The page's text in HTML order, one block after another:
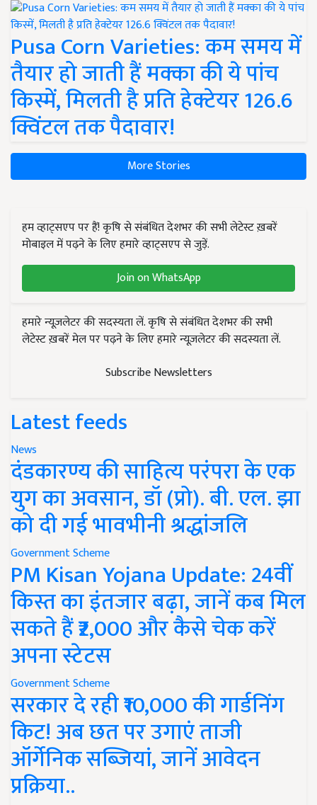
Pusa Corn Varieties: कम समय में
तैयार हो जाती हैं मक्का की ये पांच
किस्में, मिलती है प्रति हेक्टेयर 126.6
क्विंटल तक पैदावार!
More Stories
हम व्हाट्सएप पर हैं! कृषि से संबंधित देशभर की सभी लेटेस्ट ख़बरें
मोबाइल में पढ़ने के लिए हमारे व्हाट्सएप से जुड़ें.
Join on WhatsApp
हमारे न्यूज़लेटर की सदस्यता लें. कृषि से संबंधित देशभर की सभी
लेटेस्ट ख़बरें मेल पर पढ़ने के लिए हमारे न्यूज़लेटर की सदस्यता लें.
Subscribe Newsletters
Latest feeds
News
दंडकारण्य की साहित्य परंपरा के एक
युग का अवसान, डॉ (प्रो). बी. एल. झा
को दी गई भावभीनी श्रद्धांजलि
Government Scheme
PM Kisan Yojana Update: 24वीं
किस्त का इंतजार बढ़ा, जानें कब मिल
सकते हैं ₹2,000 और कैसे चेक करें
अपना स्टेटस
Government Scheme
सरकार दे रही ₹10,000 की गार्डनिंग
किट! अब छत पर उगाएं ताजी
ऑर्गेनिक सब्जियां, जानें आवेदन
प्रक्रिया..